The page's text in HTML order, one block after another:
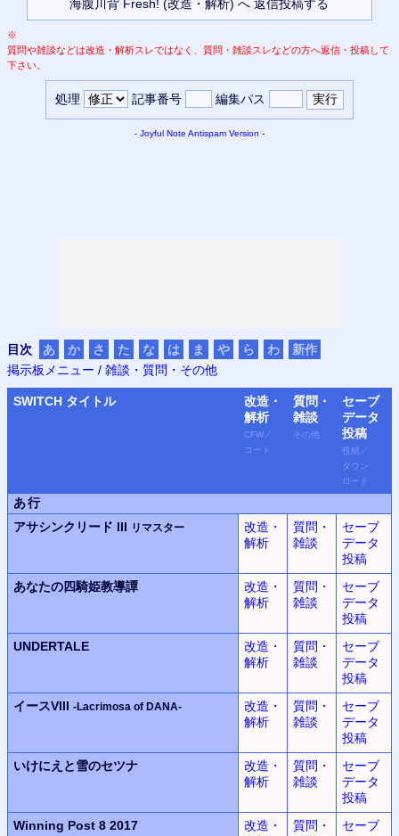
※
質問や雑談などは改造・解析スレではなく、質問・雑談スレなどの方へ返信・投稿して
下さい。
処理 記事番号 編集パス
- Joyful Note Antispam Version -
目次 あ か さ た な は ま や ら わ
新作
掲示板メニュー / 雑談・質問・その他
SWITCH タイトル
改造・
解析
CFW ／
コード
質問・
雑談
その他
セーブ
データ
投稿
投稿 ／
ダウン
ロード
あ行
アサシンクリード III リマスター
改造・
解析
質問・
雑談
セーブ
データ
投稿
あなたの四騎姫教導譚
改造・
解析
質問・
雑談
セーブ
データ
投稿
UNDERTALE
改造・
解析
質問・
雑談
セーブ
データ
投稿
イースVIII -Lacrimosa of DANA-
改造・
解析
質問・
雑談
セーブ
データ
投稿
いけにえと雪のセツナ
改造・
解析
質問・
雑談
セーブ
データ
投稿
Winning Post 8 2017
改造・
質問・
セーブ